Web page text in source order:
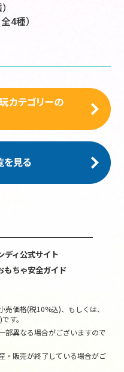
4種）
ディ公式サイト
もちゃ安全ガイド
価格(税10%込)、もしくは、
す。
異なる場合がございますので
・販売が終了している場合がご